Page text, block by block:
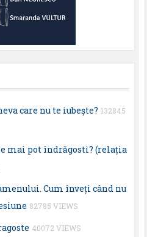
care nu te iubeşte? 132845
mai pot îndrăgosti? (relaţia
Cum înveţi când nu
82785 VIEWS
40072 VIEWS